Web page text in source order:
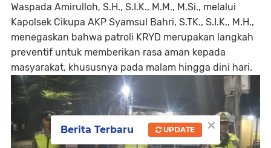
Waspada Amirulloh, S.H., S.I.K., M.M., M.Si., melalui
Kapolsek Cikupa AKP Syamsul Bahri, S.TK., S.I.K., M.H.,
menegaskan bahwa patroli KRYD merupakan langkah
preventif untuk memberikan rasa aman kepada
masyarakat, khususnya pada malam hingga dini hari.
×
Berita Terbaru UPDATE